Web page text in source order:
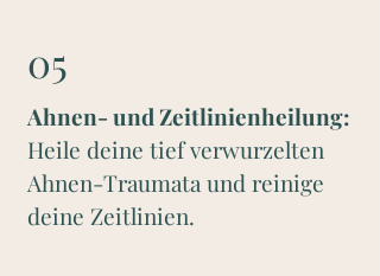
05
Ahnen- und Zeitlinienheilung:
Heile deine tief verwurzelten
Ahnen-Traumata und reinige
deine Zeitlinien.